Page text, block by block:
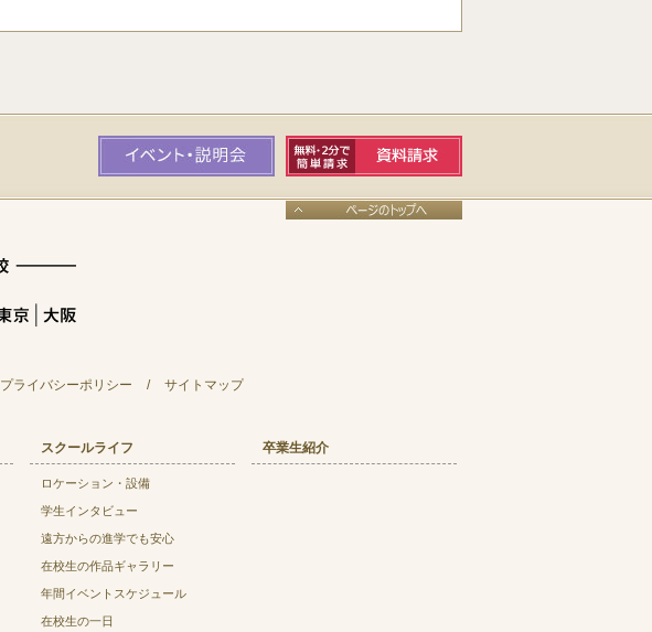
プライバシーポリシー / サイトマップ
スクールライフ
ロケーション・設備
学生インタビュー
遠方からの進学でも安心
在校生の作品ギャラリー
年間イベントスケジュール
在校生の一日
卒業生紹介